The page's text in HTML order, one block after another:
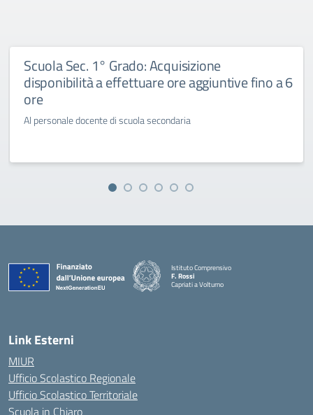
Scuola Sec. 1° Grado: Acquisizione
disponibilità a effettuare ore aggiuntive fino a 6
ore
Al personale docente di scuola secondaria
Istituto Comprensivo
F. Rossi
Capriati a Volturno
— Visita la pagina iniziale della scuola
Link Esterni
MIUR
Ufficio Scolastico Regionale
Ufficio Scolastico Territoriale
Scuola in Chiaro